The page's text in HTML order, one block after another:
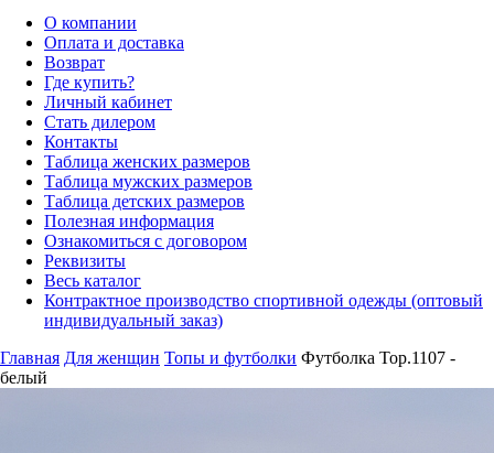
О компании
Оплата и доставка
Возврат
Где купить?
Личный кабинет
Стать дилером
Контакты
Таблица женских размеров
Таблица мужских размеров
Таблица детских размеров
Полезная информация
Ознакомиться с договором
Реквизиты
Весь каталог
Контрактное производство спортивной одежды (оптовый
индивидуальный заказ)
Главная Для женщин Топы и футболки Футболка Top.1107 -
белый